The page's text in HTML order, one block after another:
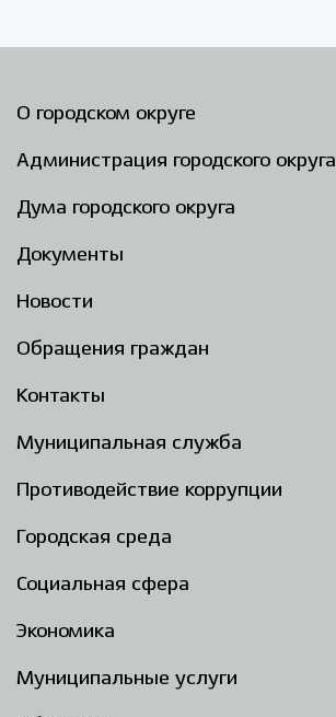
О городском округе
Администрация городского округа
Дума городского округа
Документы
Новости
Обращения граждан
Контакты
Муниципальная служба
Противодействие коррупции
Городская среда
Социальная сфера
Экономика
Муниципальные услуги